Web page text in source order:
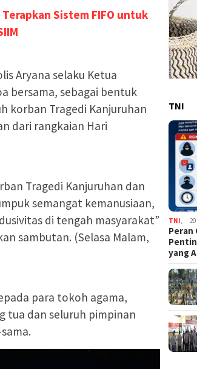
Sistem FIFO untuk
Aryana selaku Ketua
bersama, sebagai bentuk
korban Tragedi Kanjuruhan
dari rangkaian Hari
Tragedi Kanjuruhan dan
semangat kemanusiaan,
di tengah masyarakat”
sambutan. (Selasa Malam,
para tokoh agama,
tua dan seluruh pimpinan
TNI
TNI
Peran
yang